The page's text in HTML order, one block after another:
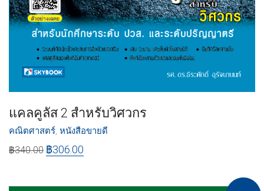
แคลคูลัส 2 สำหรับวิศวกร
คณิตศาสตร์, หนังสือขายดี
฿340.00 ฿306.00